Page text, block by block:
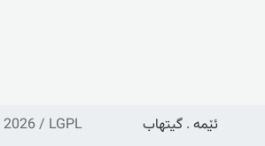
2026 / LGPL ئێمە . گیتهاب